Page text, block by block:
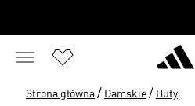
Strona główna / Damskie / Buty